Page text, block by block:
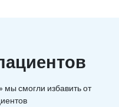
мы смогли избавить от